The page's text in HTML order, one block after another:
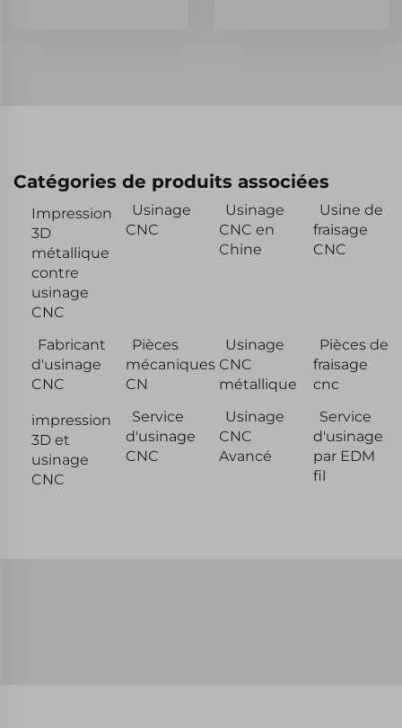
Catégories de produits associées
Impression
3D
métallique
contre
usinage
CNC
Usinage
CNC
Usinage
CNC en
Chine
Usine de
fraisage
CNC
Fabricant
d'usinage
CNC
Pièces
mécaniques
CN
Usinage
CNC
métallique
Pièces de
fraisage
cnc
impression
3D et
usinage
CNC
Service
d'usinage
CNC
Usinage
CNC
Avancé
Service
d'usinage
par EDM
fil